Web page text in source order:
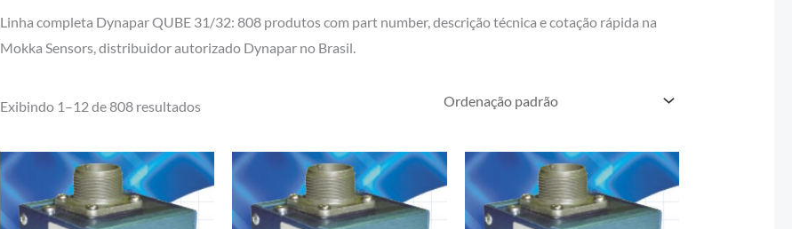
Linha completa Dynapar QUBE 31/32: 808 produtos com part number, descrição técnica e cotação rápida na
Mokka Sensors, distribuidor autorizado Dynapar no Brasil.
Exibindo 1–12 de 808 resultados